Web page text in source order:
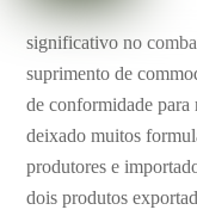
significativo no
suprimento de
de conformidade para
deixado muitos
produtores e
dois produtos